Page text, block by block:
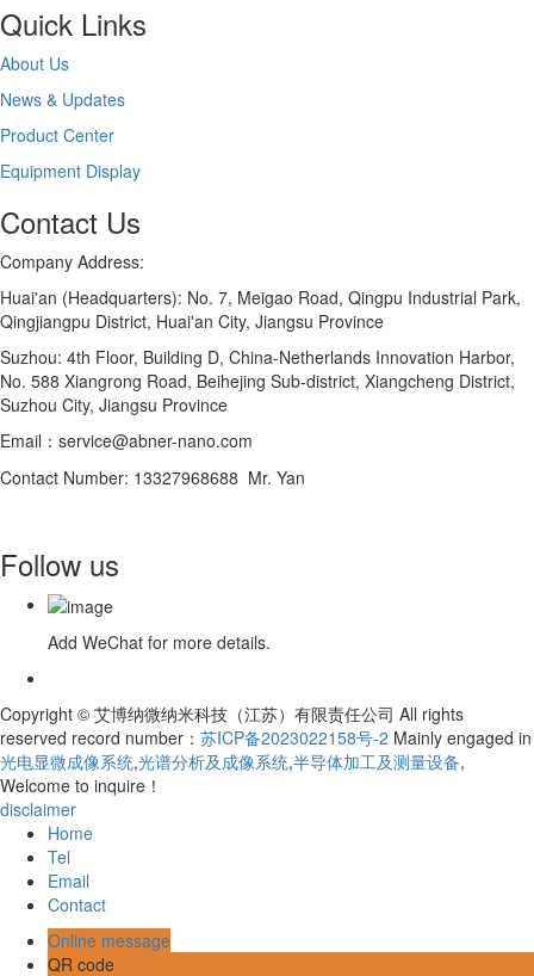
Quick Links
About Us
News & Updates
Product Center
Equipment Display
Contact Us
Company Address:
Huai'an (Headquarters): No. 7, Meigao Road, Qingpu Industrial Park,
Qingjiangpu District, Huai'an City, Jiangsu Province
Suzhou: 4th Floor, Building D, China-Netherlands Innovation Harbor,
No. 588 Xiangrong Road, Beihejing Sub-district, Xiangcheng District,
Suzhou City, Jiangsu Province
Email：service@abner-nano.com
Contact Number: 13327968688 Mr. Yan
Follow us
Add WeChat for more details.
Copyright © 艾博纳微纳米科技（江苏）有限责任公司 All rights
reserved record number： 苏ICP备2023022158号-2 Mainly engaged in
光电显微成像系统,光谱分析及成像系统,半导体加工及测量设备,
Welcome to inquire！
disclaimer
Home
Tel
Email
Contact
Online message
QR code